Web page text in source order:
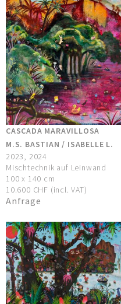
CASCADA MARAVILLOSA
M.S. BASTIAN / ISABELLE L.
2023, 2024
Mischtechnik auf Leinwand
100 x 140 cm
10.600 CHF (incl. VAT)
Anfrage